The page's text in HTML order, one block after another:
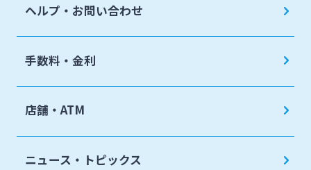
ヘルプ・お問い合わせ
手数料・金利
店舗・ATM
ニュース・トピックス